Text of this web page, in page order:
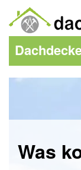
Was